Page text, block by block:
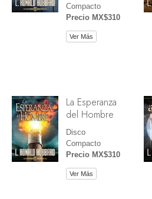
Compacto
Precio MX$310
Ver Más
La Esperanza
del Hombre
Disco
Compacto
Precio MX$310
Ver Más